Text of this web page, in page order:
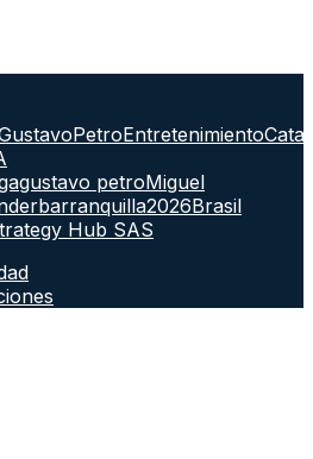
Entretenimiento
gustavo petroMiguel
barranquilla2026Brasil
Hub SAS